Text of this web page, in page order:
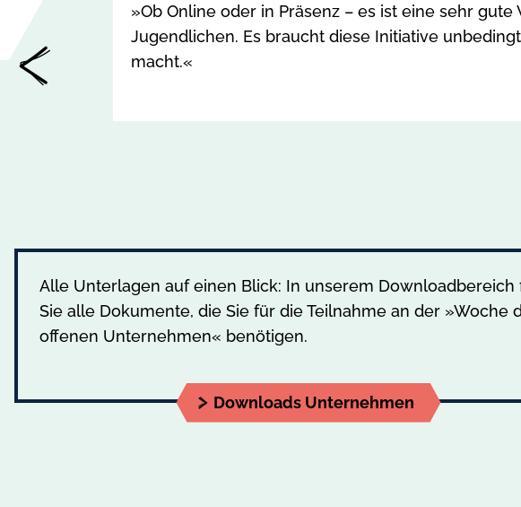
Slides
3
»Ob Online oder in Präsenz – es ist eine sehr
Jugendlichen. Es braucht diese Initiative
macht.«
Alle Unterlagen auf einen Blick: In unserem Downloadbereich
Sie alle Dokumente, die Sie für die Teilnahme an der »Woche
offenen Unternehmen« benötigen.
Downloads Unternehmen